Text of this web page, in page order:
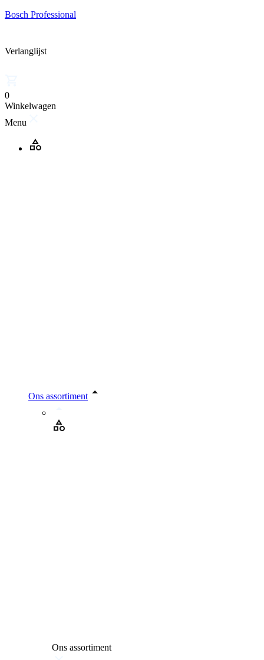
Bosch Professional
Verlanglijst
0
Winkelwagen
Menu
Ons assortiment
Ons assortiment